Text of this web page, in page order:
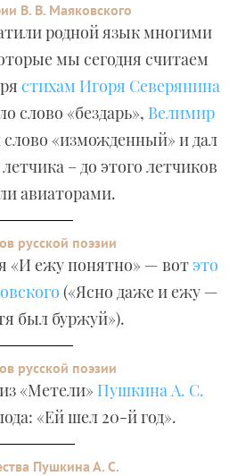
В. В. Маяковского
родной язык многими
мы сегодня считаем
стихам Игоря Северянина
слово «бездарь», Велимир
«изможденный» и дал
– до этого летчиков
авиаторами.
русской поэзии
«И ежу понятно» — вот это
(«Ясно даже и ежу —
был буржуй»).
русской поэзии
«Метели» Пушкина А. С.
«Ей шел 20-й год».
Пушкина А. С.